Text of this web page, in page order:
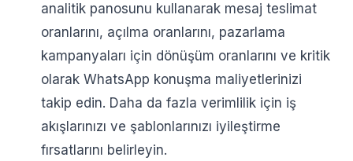
analitik panosunu kullanarak mesaj teslimat
oranlarını, açılma oranlarını, pazarlama
kampanyaları için dönüşüm oranlarını ve kritik
olarak WhatsApp konuşma maliyetlerinizi
takip edin. Daha da fazla verimlilik için iş
akışlarınızı ve şablonlarınızı iyileştirme
fırsatlarını belirleyin.